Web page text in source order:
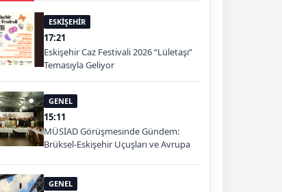
ESKİŞEHİR
17:21
Eskişehir Caz Festivali 2026 “Lületaşı”
Temasıyla Geliyor
GENEL
15:11
MÜSİAD Görüşmesinde Gündem:
Brüksel-Eskişehir Uçuşları ve Avrupa
GENEL